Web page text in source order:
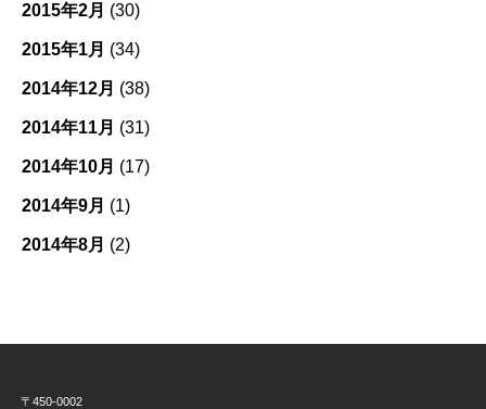
2015年2月 (30)
2015年1月 (34)
2014年12月 (38)
2014年11月 (31)
2014年10月 (17)
2014年9月 (1)
2014年8月 (2)
〒450-0002